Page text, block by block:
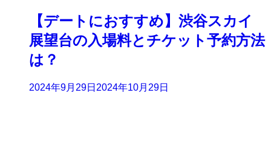
【デートにおすすめ】渋谷スカイ
展望台の入場料とチケット予約方法
は？
2024年9月29日 2024年10月29日